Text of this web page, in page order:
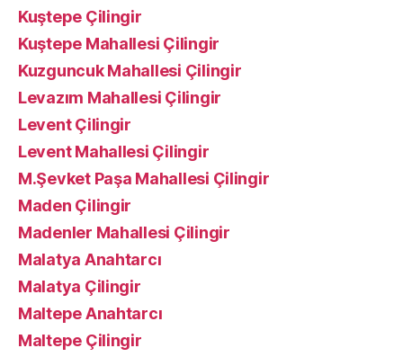
Kuştepe Çilingir
Kuştepe Mahallesi Çilingir
Kuzguncuk Mahallesi Çilingir
Levazım Mahallesi Çilingir
Levent Çilingir
Levent Mahallesi Çilingir
M.Şevket Paşa Mahallesi Çilingir
Maden Çilingir
Madenler Mahallesi Çilingir
Malatya Anahtarcı
Malatya Çilingir
Maltepe Anahtarcı
Maltepe Çilingir